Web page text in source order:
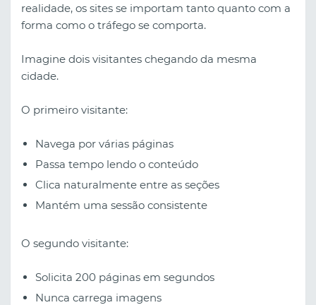
realidade, os sites se importam tanto quanto com a
forma como o tráfego se comporta.
Imagine dois visitantes chegando da mesma
cidade.
O primeiro visitante:
Navega por várias páginas
Passa tempo lendo o conteúdo
Clica naturalmente entre as seções
Mantém uma sessão consistente
O segundo visitante:
Solicita 200 páginas em segundos
Nunca carrega imagens